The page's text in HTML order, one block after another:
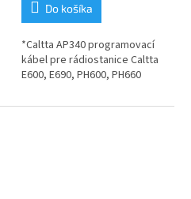
Do košíka
*Caltta AP340 programovací
kábel pre rádiostanice Caltta
E600, E690, PH600, PH660